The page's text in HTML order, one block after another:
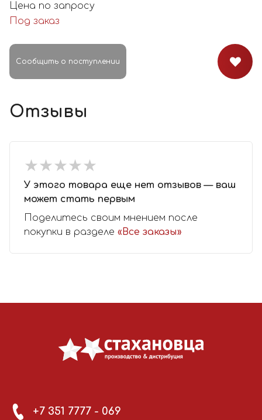
Цена по запросу
Под заказ
Сообщить о поступлении
Отзывы
★★★★★
★★★★★
У этого товара еще нет отзывов — ваш
может стать первым
Поделитесь своим мнением после
покупки в разделе «Все заказы»
+7 351 7777 - 069